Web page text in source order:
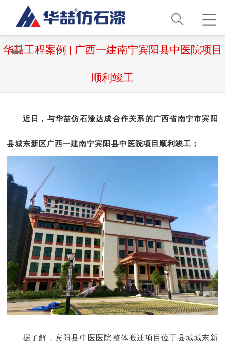
华喆工程案例 | 广西一建南宁宾阳县中医院项目
顺利竣工
近日，与华喆仿石漆达成合作关系的广西省南宁市宾阳
县城东新区广西一建南宁宾阳县中医院项目顺利竣工；
据了解，宾阳县中医医院整体搬迁项目位于县城城东新